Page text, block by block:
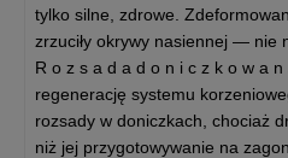
tylko silne, zdrowe.
zrzuciły okrywy nasiennej — nie
R o z s a d a d o n i c z k o w a
regenerację systemu
rozsady w doniczkach, chociaż
niż jej przygotowywanie na